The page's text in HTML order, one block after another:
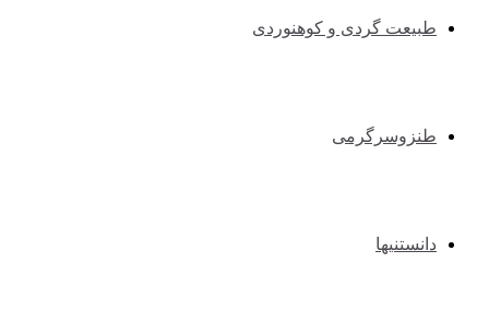
طبیعت گردی و کوهنوردی
طنزوسرگرمی
دانستنیها